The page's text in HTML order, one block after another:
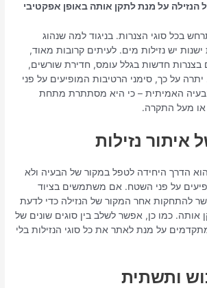
הנזילה על מנת לתקן אותה באופן אפקטיבי
בכל סוגי הצנרות. בניגוד למה שנהוג
יש נזילות מים. לעיתים קרובות מאוד,
בצנרות חדשות בגלל עומס, חדירת שורשים,
יתרה על כך, סימני הרטיבות המופיעים על פני
האמיתית – כי היא מסתתרת מתחת
או מעל התקרה.
איתור נזילות
הוא הדרך היחידה לטפל במקור של הבעיה ולא
על פני השטח. אם משתמשים בציוד
להתחקות אחר המקור של הנזילה כדי לדעת
אותה. כמו כן, אפשר לשלב בין סוגים שונים של
על מנת לאתר את כל סוגי הנזילות בלי
ותשתית